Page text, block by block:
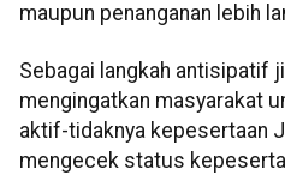
maupun penanganan lebih
Sebagai langkah antisipatif
mengingatkan masyarakat
aktif-tidaknya kepesertaan
mengecek status